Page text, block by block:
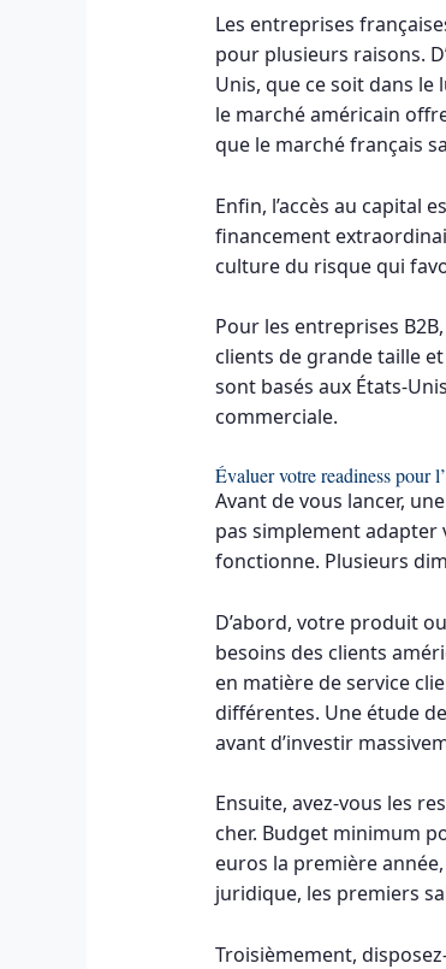
Les entreprises
pour plusieurs raisons.
Unis, que ce soit dans le
le marché américain
que le marché français
Enfin, l’accès au capital
financement
culture du risque qui
Pour les entreprises
clients de grande taille
sont basés aux États-
commerciale.
Évaluer votre readiness pour
Avant de vous lancer,
pas simplement adapter
fonctionne. Plusieurs
D’abord, votre produit
besoins des clients
en matière de service
différentes. Une étude
avant d’investir
Ensuite, avez-vous les
cher. Budget minimum
euros la première
juridique, les premiers
Troisièmement,